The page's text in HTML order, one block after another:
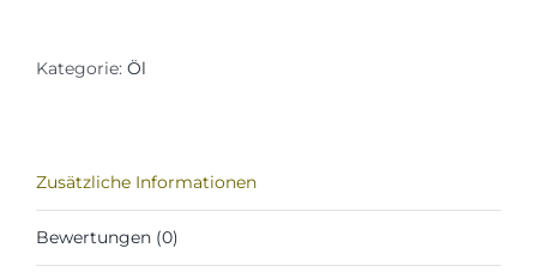
Kategorie: Öl
Zusätzliche Informationen
Bewertungen (0)